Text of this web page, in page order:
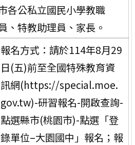
各公私立國民小學教職
、特教助理員、家長。
報名方式：請於114年8月29
日(五)前至全國特殊教育資
訊網(https://special.moe.
gov.tw)-研習報名-開啟查詢-
點選縣市(桃園市)-點選「登
錄單位–大園國中」報名；報